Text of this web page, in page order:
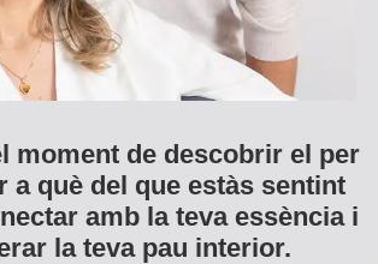
moment de descobrir el per
a què del que estàs sentint
amb la teva essència i
la teva pau interior.